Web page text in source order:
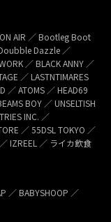
AIR ／ Bootleg Boot
Doubble Dazzle ／
／ BLACK ANNY ／
／ LASTNTIMARES
／ ATOMS ／ HEAD69
BOY ／ UNSELTISH
INC. ／
／ 55DSL TOKYO ／
IZREEL ／ ライカ飲食
／ BABYSHOOP ／